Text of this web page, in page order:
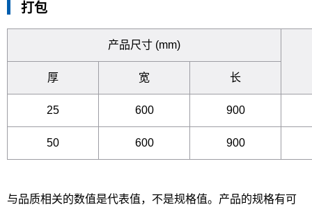
打包
产品尺寸 (mm)
厚 宽 长
25 600 900
50 600 900
与品质相关的数值是代表值，不是规格值。产品的规格有可